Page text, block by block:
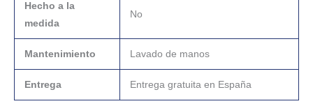
Hecho a la
medida
No
Mantenimiento Lavado de manos
Entrega Entrega gratuita en España